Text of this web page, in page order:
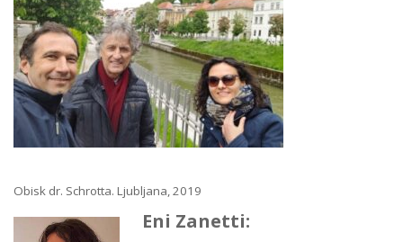
Obisk dr. Schrotta. Ljubljana, 2019
Eni Zanetti: